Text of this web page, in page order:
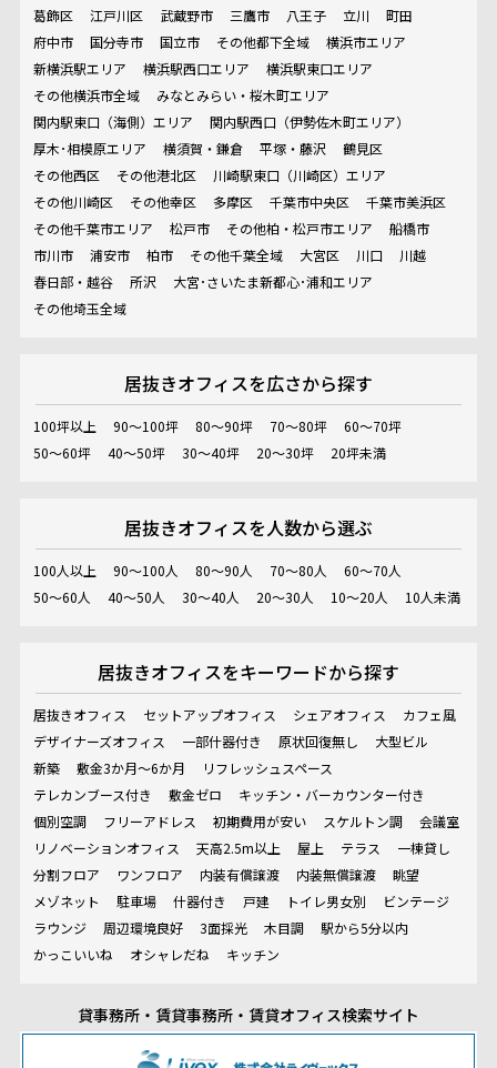
葛飾区
江戸川区 武蔵野市 三鷹市 八王子 立川
町田
府中市
国分寺市 国立市 その他都下全域
横浜市エリア
新横浜駅エリア
横浜駅西口エリア
横浜駅東口エリア
その他横浜市全域
みなとみらい・桜木町エリア
関内駅東口（海側）エリア
関内駅西口（伊勢佐木町エリア）
厚木･相模原エリア
横須賀・鎌倉 平塚・藤沢
鶴見区
その他西区
その他港北区
川崎駅東口（川崎区）エリア
その他川崎区
その他幸区 多摩区 千葉市中央区
千葉市美浜区
その他千葉市エリア
松戸市 その他柏・松戸市エリア
船橋市
市川市
浦安市 柏市 その他千葉全域 大宮区 川口
川越
春日部・越谷
所沢
大宮･さいたま新都心･浦和エリア
その他埼玉全域
居抜きオフィスを広さから探す
100坪以上 90～100坪 80～90坪 70～80坪
60～70坪
50～60坪
40～50坪 30～40坪 20～30坪 20坪未満
居抜きオフィスを人数から選ぶ
100人以上 90～100人 80～90人 70～80人
60～70人
50～60人
40～50人 30～40人 20～30人 10～20人 10人未満
居抜きオフィスをキーワードから探す
居抜きオフィス セットアップオフィス シェアオフィス
カフェ風
デザイナーズオフィス
一部什器付き 原状回復無し
大型ビル
新築
敷金3か月～6か月
リフレッシュスペース
テレカンブース付き
敷金ゼロ
キッチン・バーカウンター付き
個別空調
フリーアドレス 初期費用が安い スケルトン調
会議室
リノベーションオフィス
天高2.5m以上 屋上 テラス
一棟貸し
分割フロア
ワンフロア 内装有償譲渡 内装無償譲渡
眺望
メゾネット
駐車場 什器付き 戸建 トイレ男女別
ビンテージ
ラウンジ
周辺環境良好 3面採光 木目調
駅から5分以内
かっこいいね
オシャレだね キッチン
貸事務所・賃貸事務所・賃貸オフィス検索サイト